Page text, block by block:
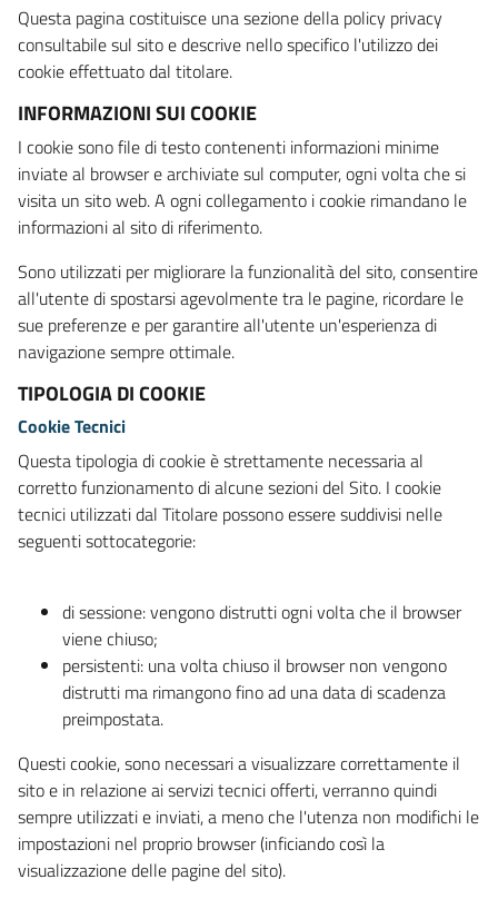
Questa pagina costituisce una sezione della policy privacy
consultabile sul sito e descrive nello specifico l'utilizzo dei
cookie effettuato dal titolare.
INFORMAZIONI SUI COOKIE
I cookie sono file di testo contenenti informazioni minime
inviate al browser e archiviate sul computer, ogni volta che si
visita un sito web. A ogni collegamento i cookie rimandano le
informazioni al sito di riferimento.
Sono utilizzati per migliorare la funzionalità del sito, consentire
all'utente di spostarsi agevolmente tra le pagine, ricordare le
sue preferenze e per garantire all'utente un'esperienza di
navigazione sempre ottimale.
TIPOLOGIA DI COOKIE
Cookie Tecnici
Questa tipologia di cookie è strettamente necessaria al
corretto funzionamento di alcune sezioni del Sito. I cookie
tecnici utilizzati dal Titolare possono essere suddivisi nelle
seguenti sottocategorie:
di sessione: vengono distrutti ogni volta che il browser
viene chiuso;
persistenti: una volta chiuso il browser non vengono
distrutti ma rimangono fino ad una data di scadenza
preimpostata.
Questi cookie, sono necessari a visualizzare correttamente il
sito e in relazione ai servizi tecnici offerti, verranno quindi
sempre utilizzati e inviati, a meno che l'utenza non modifichi le
impostazioni nel proprio browser (inficiando così la
visualizzazione delle pagine del sito).